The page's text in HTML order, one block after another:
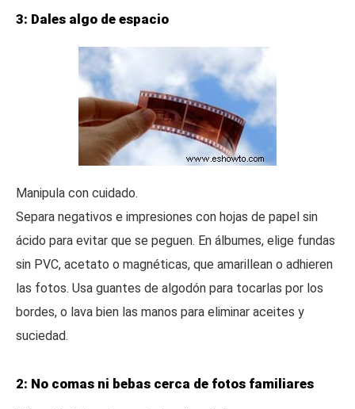
3: Dales algo de espacio
Manipula con cuidado.
Separa negativos e impresiones con hojas de papel sin
ácido para evitar que se peguen. En álbumes, elige fundas
sin PVC, acetato o magnéticas, que amarillean o adhieren
las fotos. Usa guantes de algodón para tocarlas por los
bordes, o lava bien las manos para eliminar aceites y
suciedad.
2: No comas ni bebas cerca de fotos familiares